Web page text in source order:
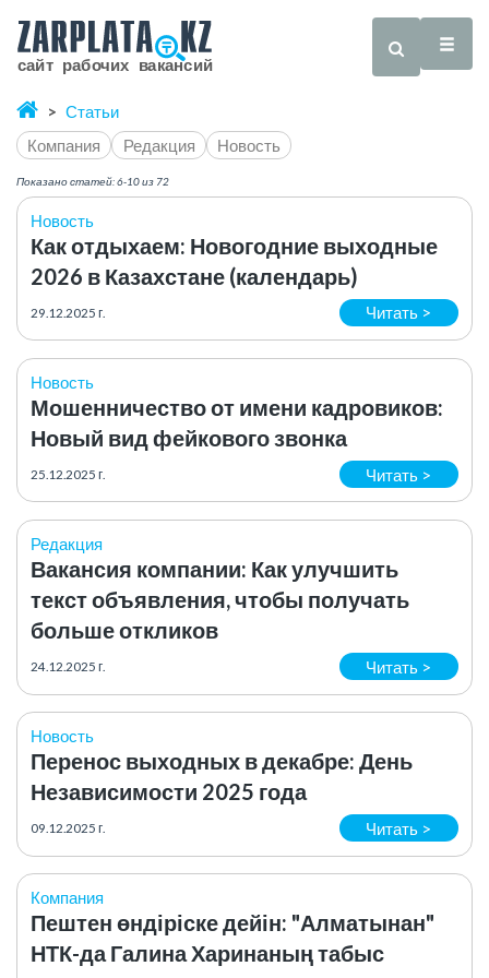
Статьи
Компания
Редакция Новость
Показано статей: 6-10 из 72
Новость
Как отдыхаем: Новогодние выходные
2026 в Казахстане (календарь)
29.12.2025 г. Читать >
Новость
Мошенничество от имени кадровиков:
Новый вид фейкового звонка
25.12.2025 г. Читать >
Редакция
Вакансия компании: Как улучшить
текст объявления, чтобы получать
больше откликов
24.12.2025 г. Читать >
Новость
Перенос выходных в декабре: День
Независимости 2025 года
09.12.2025 г. Читать >
Компания
Пештен өндіріске дейін: "Алматынан"
НТК-да Галина Харинаның табыс